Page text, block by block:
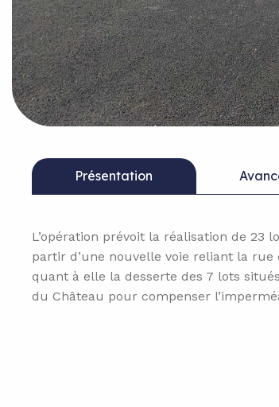
Présentation
L’opération prévoit la réalisation de 23
partir d’une nouvelle voie reliant la
quant à elle la desserte des 7 lots
du Château pour compenser